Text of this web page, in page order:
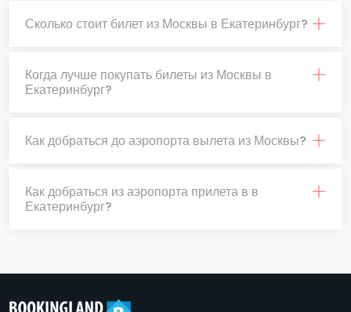
Сколько стоит билет из Москвы в Екатеринбург?
Когда лучше покупать билеты из Москвы в
Екатеринбург?
Как добраться до аэропорта вылета из Москвы?
Как добраться из аэропорта прилета в в
Екатеринбург?